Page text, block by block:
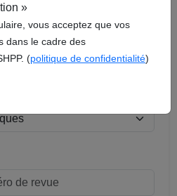
:
»
vous acceptez que vos
dans le cadre des
(politique de confidentialité)